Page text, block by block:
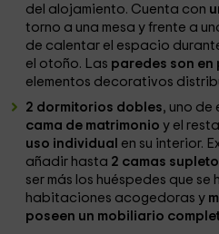
del alojamiento. Cuenta con
torno a una mesa y frente a
de calentar el espacio
el otoño. Las paredes son
elementos decorativos
2 dormitorios dobles, uno de
cama de matrimonioy el
uso individual en su interior.
añadir hasta 2 camas
ser más los huéspedes que se
habitaciones acogedoras y
poseen un mobiliario